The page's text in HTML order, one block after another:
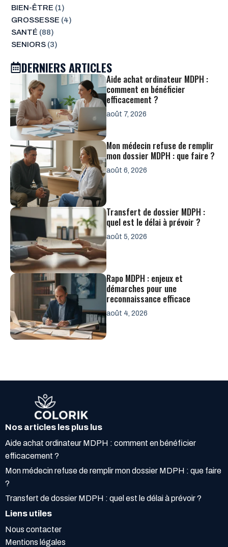
BIEN-ÊTRE (1)
GROSSESSE (4)
SANTÉ (88)
SENIORS(3)
DERNIERS ARTICLES
Aide achat ordinateur MDPH :
comment en bénéficier
efficacement ?
août 7, 2026
Mon médecin refuse de remplir
mon dossier MDPH : que faire ?
août 6, 2026
Transfert de dossier MDPH :
quel est le délai à prévoir ?
août 5, 2026
Rapo MDPH : enjeux et
démarches pour une
reconnaissance efficace
août 4, 2026
Nos articles les plus lus
Aide achat ordinateur MDPH : comment en bénéficier
efficacement ?
Mon médecin refuse de remplir mon dossier MDPH : que faire
?
Transfert de dossier MDPH : quel est le délai à prévoir ?
Liens utiles
Nous contacter
Mentions légales